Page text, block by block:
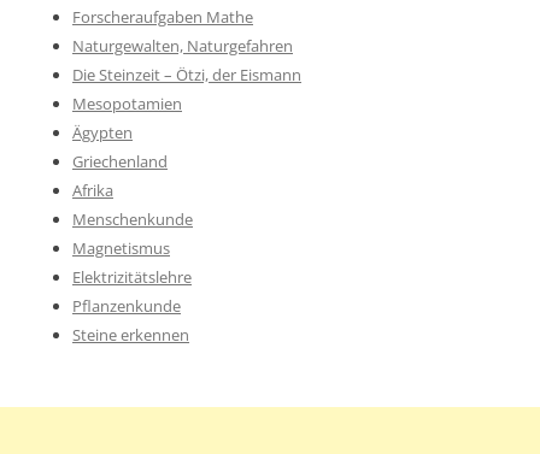
Forscheraufgaben Mathe
Naturgewalten, Naturgefahren
Die Steinzeit – Ötzi, der Eismann
Mesopotamien
Ägypten
Griechenland
Afrika
Menschenkunde
Magnetismus
Elektrizitätslehre
Pflanzenkunde
Steine erkennen